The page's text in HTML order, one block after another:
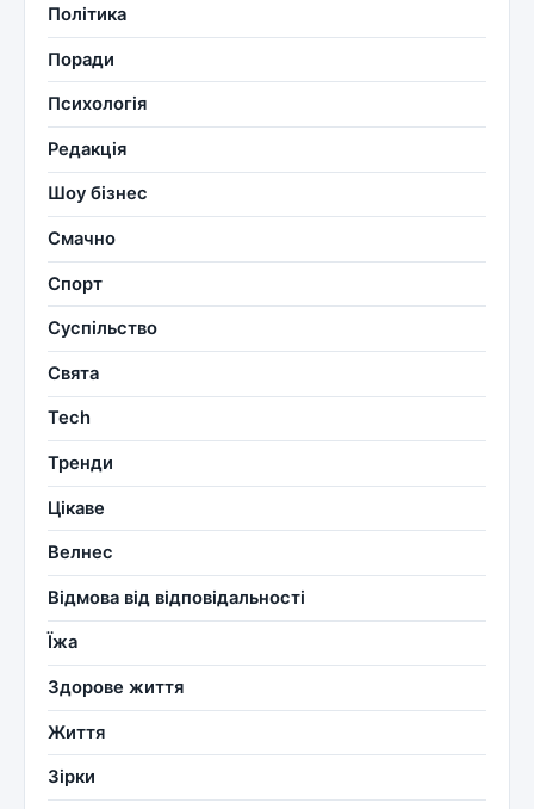
Політика
Поради
Психологія
Редакція
Шоу бізнес
Смачно
Спорт
Суспільство
Свята
Tech
Тренди
Цікаве
Велнес
Відмова від відповідальності
Їжа
Здорове життя
Життя
Зірки